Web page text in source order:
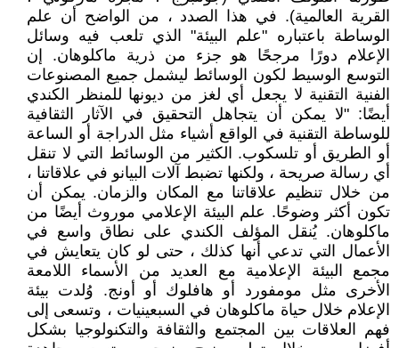
القرية العالمية). في هذا الصدد ، من الواضح أن علم
الوساطة باعتباره "علم البيئة" الذي تلعب فيه وسائل
الإعلام دورًا مرجحًا هو جزء من ذرية ماكلوهان. إن
التوسع الوسيط لكون الوسائط ليشمل جميع المصنوعات
الفنية التقنية لا يجعل أي لغز من ديونها للمنظر الكندي
أيضًا: "لا يمكن أن يتجاهل التحقيق في الآثار الثقافية
للوساطة التقنية في الواقع أشياء مثل الدراجة أو الساعة
أو الطريق أو تلسكوب. الكثير من الوسائط التي لا تنقل
أي رسالة صريحة ، ولكنها تضبط آلات البيانو في علاقاتنا ،
من خلال تنظيم علاقاتنا مع المكان والزمان. يمكن أن
تكون أكثر وضوحًا. علم البيئة الإعلامي موروث أيضًا من
ماكلوهان. يُنقل المؤلف الكندي على نطاق واسع في
الأعمال التي تدعي أنها كذلك ، حتى لو كان يتعايش في
مجمع البيئة الإعلامية مع العديد من الأسماء اللامعة
الأخرى مثل مومفورد أو هافلوك أو أونج. وُلدت بيئة
الإعلام خلال حياة ماكلوهان في السبعينيات ، وتسعى إلى
فهم العلاقات بين المجتمع والثقافة والتكنولوجيا بشكل